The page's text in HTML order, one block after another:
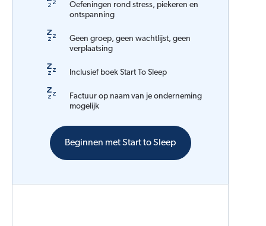
Oefeningen rond stress, piekeren en
ontspanning
Geen groep, geen wachtlijst, geen
verplaatsing
Inclusief boek Start To Sleep
Factuur op naam van je onderneming
mogelijk
Beginnen met Start to Sleep